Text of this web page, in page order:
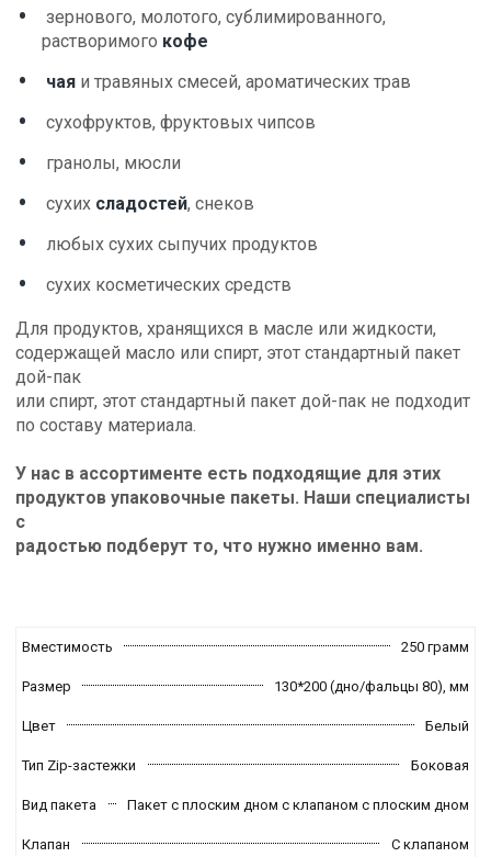
зернового, молотого, сублимированного,
растворимого кофе
чая и травяных смесей, ароматических трав
сухофруктов, фруктовых чипсов
гранолы, мюсли
сухих сладостей, снеков
любых сухих сыпучих продуктов
сухих косметических средств
Для продуктов, хранящихся в масле или жидкости,
содержащей масло или спирт, этот стандартный пакет
дой-пак
или спирт, этот стандартный пакет дой-пак не подходит
по составу материала.
У нас в ассортименте есть подходящие для этих
продуктов упаковочные пакеты. Наши специалисты
с
радостью подберут то, что нужно именно вам.
Вместимость 250 грамм
Размер 130*200 (дно/фальцы 80), мм
Цвет Белый
Тип Zip-застежки Боковая
Вид пакета Пакет с плоским дном с клапаном с плоским дном
Клапан С клапаном